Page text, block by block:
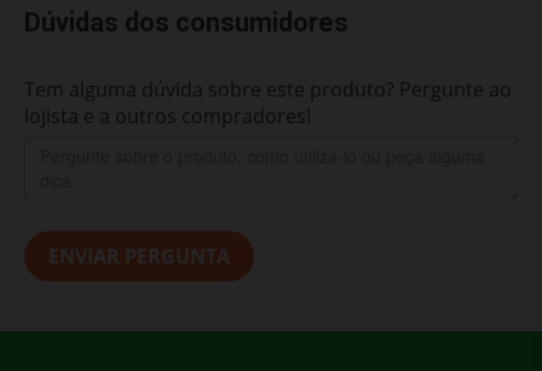
Dúvidas dos consumidores
Tem alguma dúvida sobre este produto? Pergunte ao
lojista e a outros compradores!
ENVIAR PERGUNTA